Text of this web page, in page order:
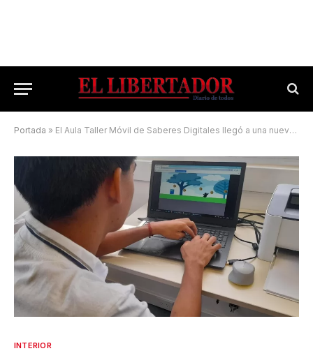
Portada » El Aula Taller Móvil de Saberes Digitales llegó a una nueva localidad
INTERIOR